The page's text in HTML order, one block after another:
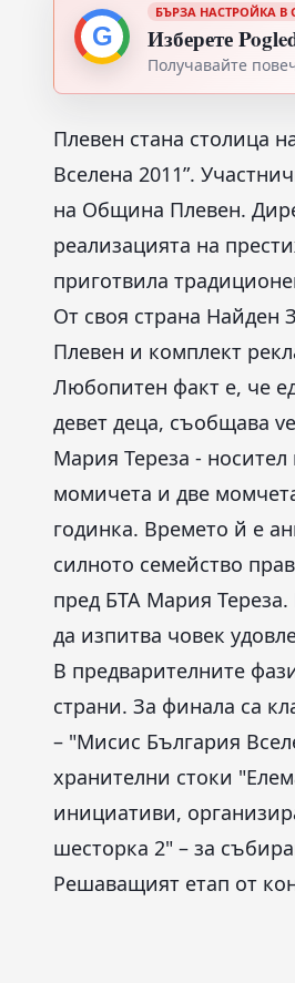
G
БЪРЗА НАСТРОЙКА В
Изберете
Получавайте
Плевен стана столица
Вселена 2011”.
на Община Плевен.
реализацията на
приготвила
От своя страна Найден
Плевен и комплект
Любопитен факт е, че
девет деца, съобщава
Мария Тереза -
момичета и две
годинка. Времето й е
силното семейство
пред БТА Мария
да изпитва човек
В предварителните
страни. За финала са
– "Мисис България
хранителни стоки
инициативи,
шесторка 2" – за
Решаващият етап от